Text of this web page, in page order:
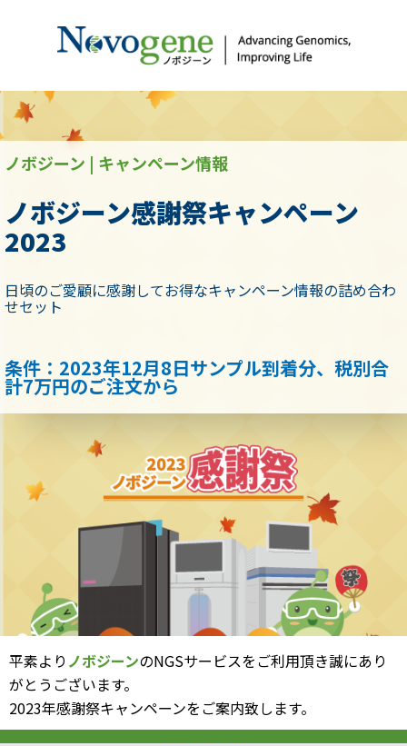
ノボジーン | キャンペーン情報
ノボジーン感謝祭キャンペーン
2023
日頃のご愛顧に感謝してお得なキャンペーン情報の詰め合わ
せセット
条件：2023年12月8日サンプル到着分、税別合
計7万円のご注文から
平素より ノボジーンのNGSサービスをご利用頂き誠にあり
がとうございます。
2023年感謝祭キャンペーンをご案内致します。